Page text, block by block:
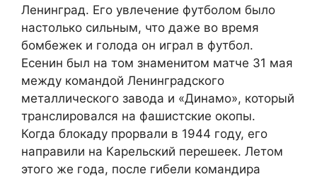
Ленинград. Его увлечение футболом было
настолько сильным, что даже во время
бомбежек и голода он играл в футбол.
Есенин был на том знаменитом матче 31 мая
между командой Ленинградского
металлического завода и «Динамо», который
транслировался на фашистские окопы.
Когда блокаду прорвали в 1944 году, его
направили на Карельский перешеек. Летом
этого же года, после гибели командира